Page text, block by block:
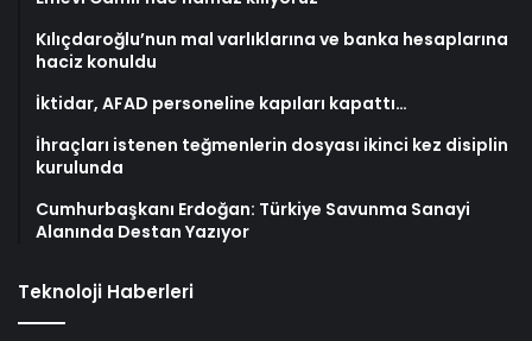
Kılıçdaroğlu’nun mal varlıklarına ve banka hesaplarına
haciz konuldu
İktidar, AFAD personeline kapıları kapattı…
İhraçları istenen teğmenlerin dosyası ikinci kez disiplin
kurulunda
Cumhurbaşkanı Erdoğan: Türkiye Savunma Sanayi
Alanında Destan Yazıyor
Teknoloji Haberleri